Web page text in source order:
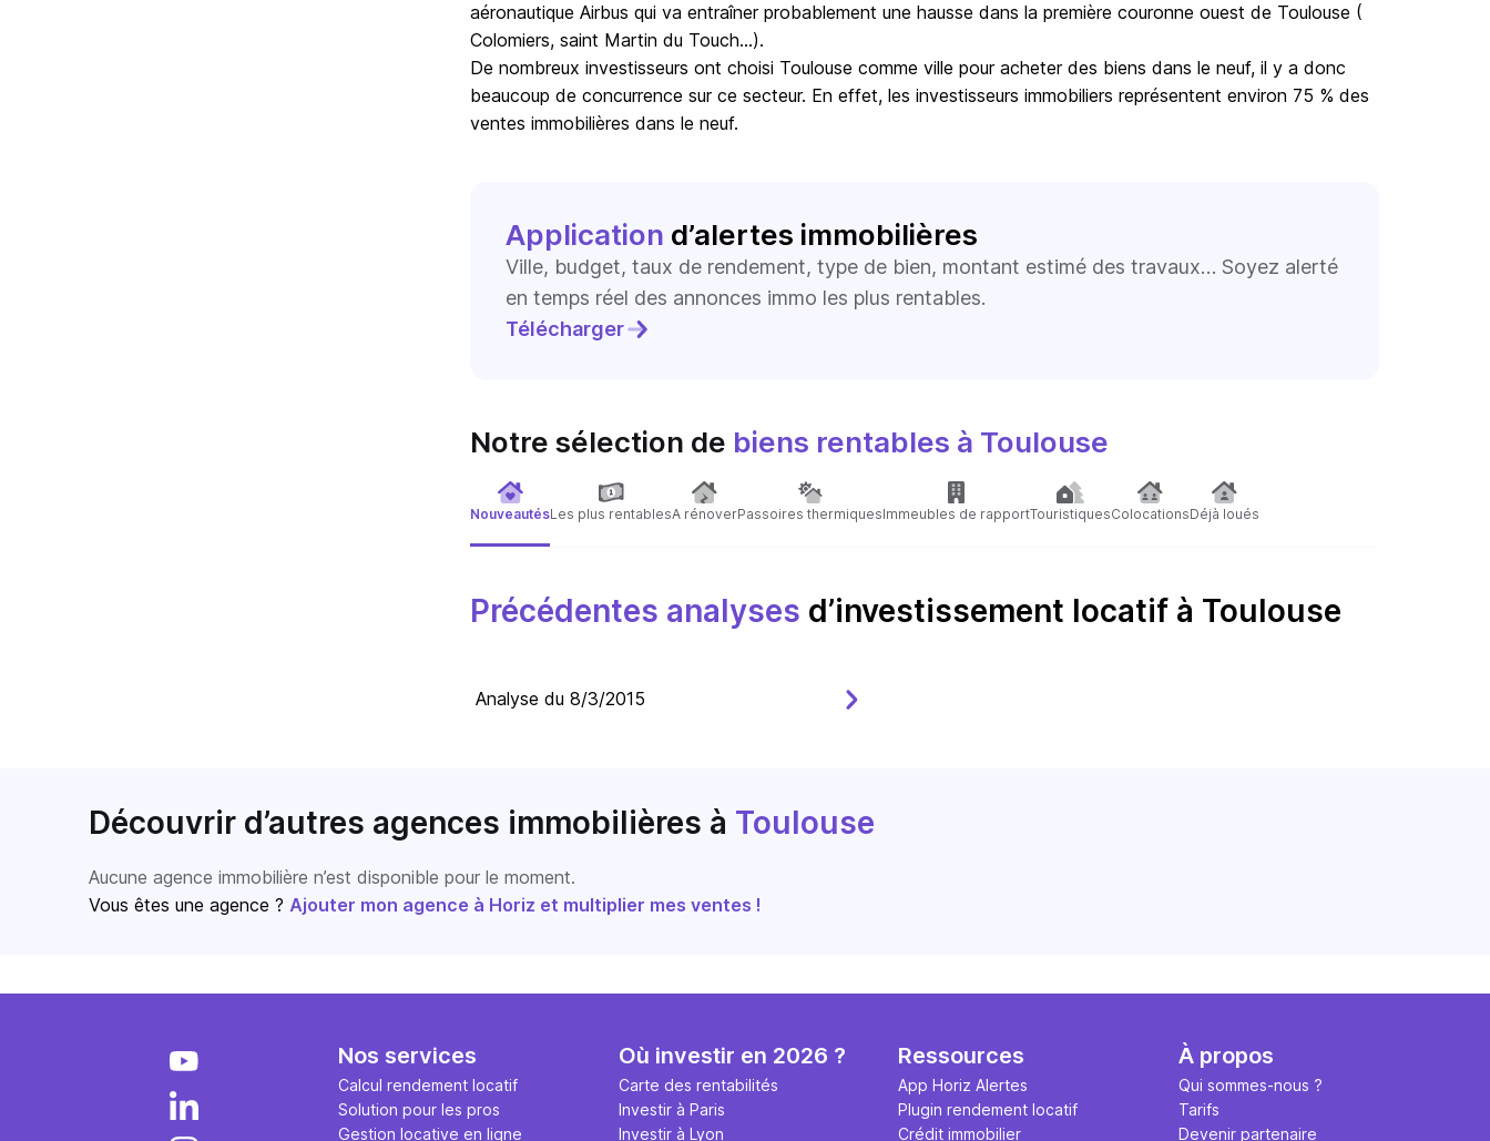
aéronautique Airbus qui va entraîner probablement une hausse dans la première couronne ouest de Toulouse (
Colomiers, saint Martin du Touch...).
De nombreux investisseurs ont choisi Toulouse comme ville pour acheter des biens dans le neuf, il y a donc
beaucoup de concurrence sur ce secteur. En effet, les investisseurs immobiliers représentent environ 75 % des
ventes immobilières dans le neuf.
Application d’alertes immobilières
Ville, budget, taux de rendement, type de bien, montant estimé des travaux… Soyez alerté
en temps réel des annonces immo les plus rentables.
Télécharger
Notre sélection de biens rentables à Toulouse
NouveautésLes plus rentablesA rénoverPassoires thermiquesImmeubles de rapportTouristiquesColocationsDéjà loués
Précédentes analyses d’investissement locatif à Toulouse
Analyse du 8/3/2015
Découvrir d’autres agences immobilières à Toulouse
Aucune agence immobilière n’est disponible pour le moment.
Vous êtes une agence ? Ajouter mon agence à Horiz et multiplier mes ventes !
Nos services
Calcul rendement locatif
Solution pour les pros
Gestion locative en ligne
Où investir en 2026 ?
Carte des rentabilités
Investir à Paris
Investir à Lyon
Ressources
App Horiz Alertes
Plugin rendement locatif
Crédit immobilier
À propos
Qui sommes-nous ?
Tarifs
Devenir partenaire